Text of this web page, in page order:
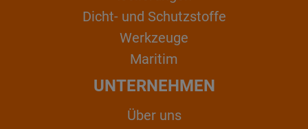
Dicht- und Schutzstoffe
Werkzeuge
Maritim
UNTERNEHMEN
Über uns